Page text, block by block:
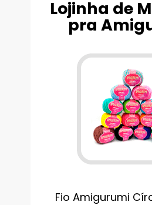
Lojinha de
pra
Fio Amigurumi